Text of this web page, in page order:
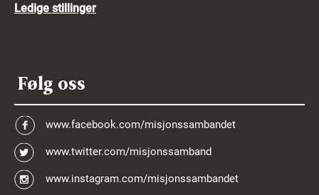
Ledige stillinger
Følg oss
www.facebook.com/misjonssambandet
www.twitter.com/misjonssamband
www.instagram.com/misjonssambandet